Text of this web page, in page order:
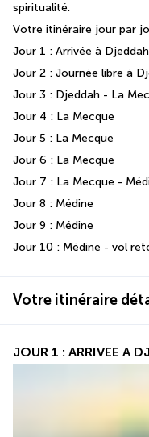
spiritualité.
Votre itinéraire jour par
Jour 1 : Arrivée à Djeddah
Jour 2 : Journée libre à
Jour 3 : Djeddah - La
Jour 4 : La Mecque
Jour 5 : La Mecque
Jour 6 : La Mecque
Jour 7 : La Mecque -
Jour 8 : Médine
Jour 9 : Médine
Jour 10 : Médine - vol
Votre itinéraire
JOUR 1 : ARRIVEE A